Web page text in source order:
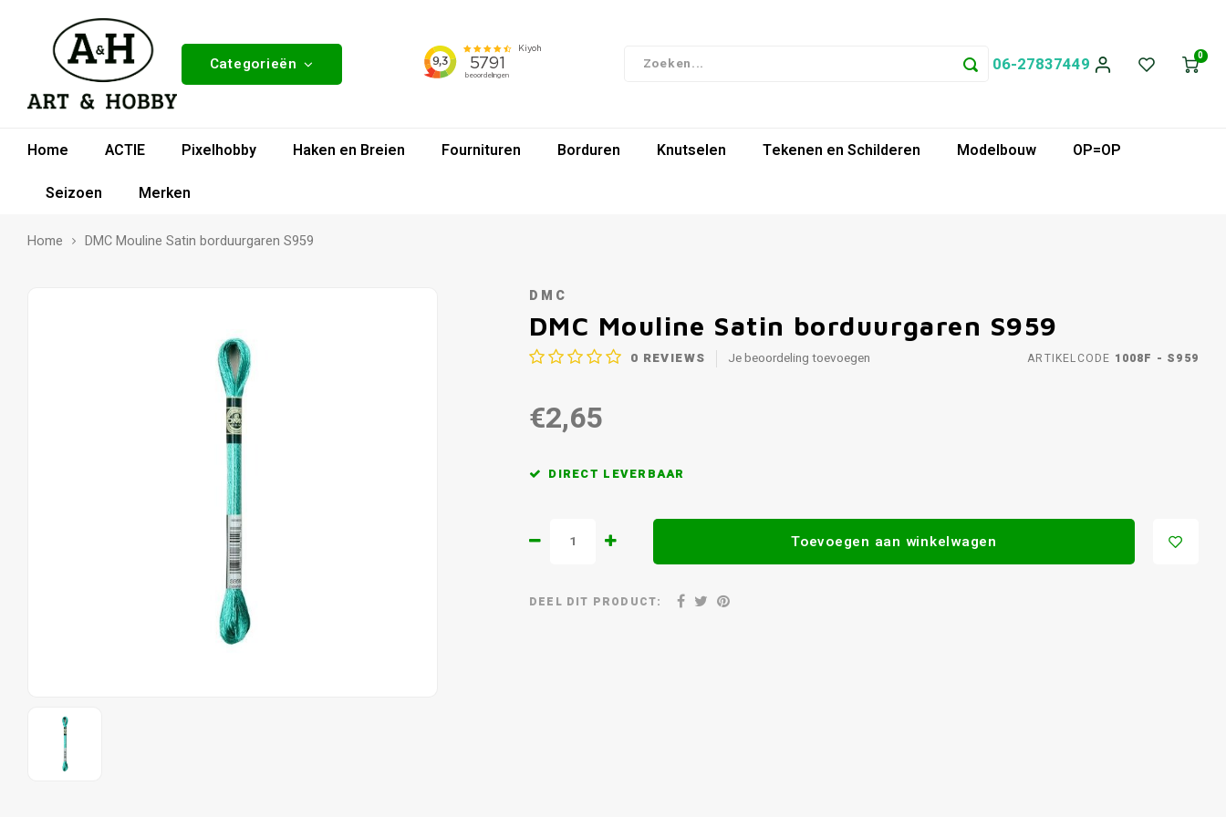
Categorieën 06-27837449 0
Home ACTIE Pixelhobby Haken en Breien Fournituren Borduren Knutselen Tekenen en Schilderen Modelbouw
OP=OP
Seizoen
Merken
Home DMC Mouline Satin borduurgaren S959
DMC
DMC Mouline Satin borduurgaren S959
0 REVIEWS Je beoordeling toevoegen ARTIKELCODE 1008F - S959
€2,65
DIRECT LEVERBAAR
Toevoegen aan winkelwagen
DEEL DIT PRODUCT: